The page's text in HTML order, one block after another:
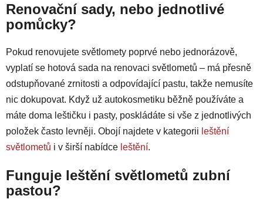
Renovační sady, nebo jednotlivé
pomůcky?
Pokud renovujete světlomety poprvé nebo jednorázově,
vyplatí se hotová sada na renovaci světlometů – má přesně
odstupňované zrnitosti a odpovídající pastu, takže nemusíte
nic dokupovat. Když už autokosmetiku běžně používáte a
máte doma leštičku i pasty, poskládáte si vše z jednotlivých
položek často levněji. Obojí najdete v kategorii leštění
světlometů i v širší nabídce leštění.
Funguje leštění světlometů zubní
pastou?